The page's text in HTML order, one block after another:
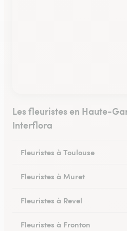
Les fleuristes en Haute-
Interflora
Fleuristes à Toulouse
Fleuristes à Muret
Fleuristes à Revel
Fleuristes à Fronton